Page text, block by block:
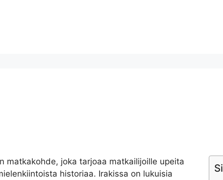
matkakohde, joka tarjoaa matkailijoille upeita
historiaa. Irakissa on lukuisia